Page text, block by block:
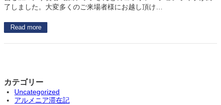
了しました。大変多くのご来場者様にお越し頂け…
Read more
カテゴリー
Uncategorized
アルメニア滞在記